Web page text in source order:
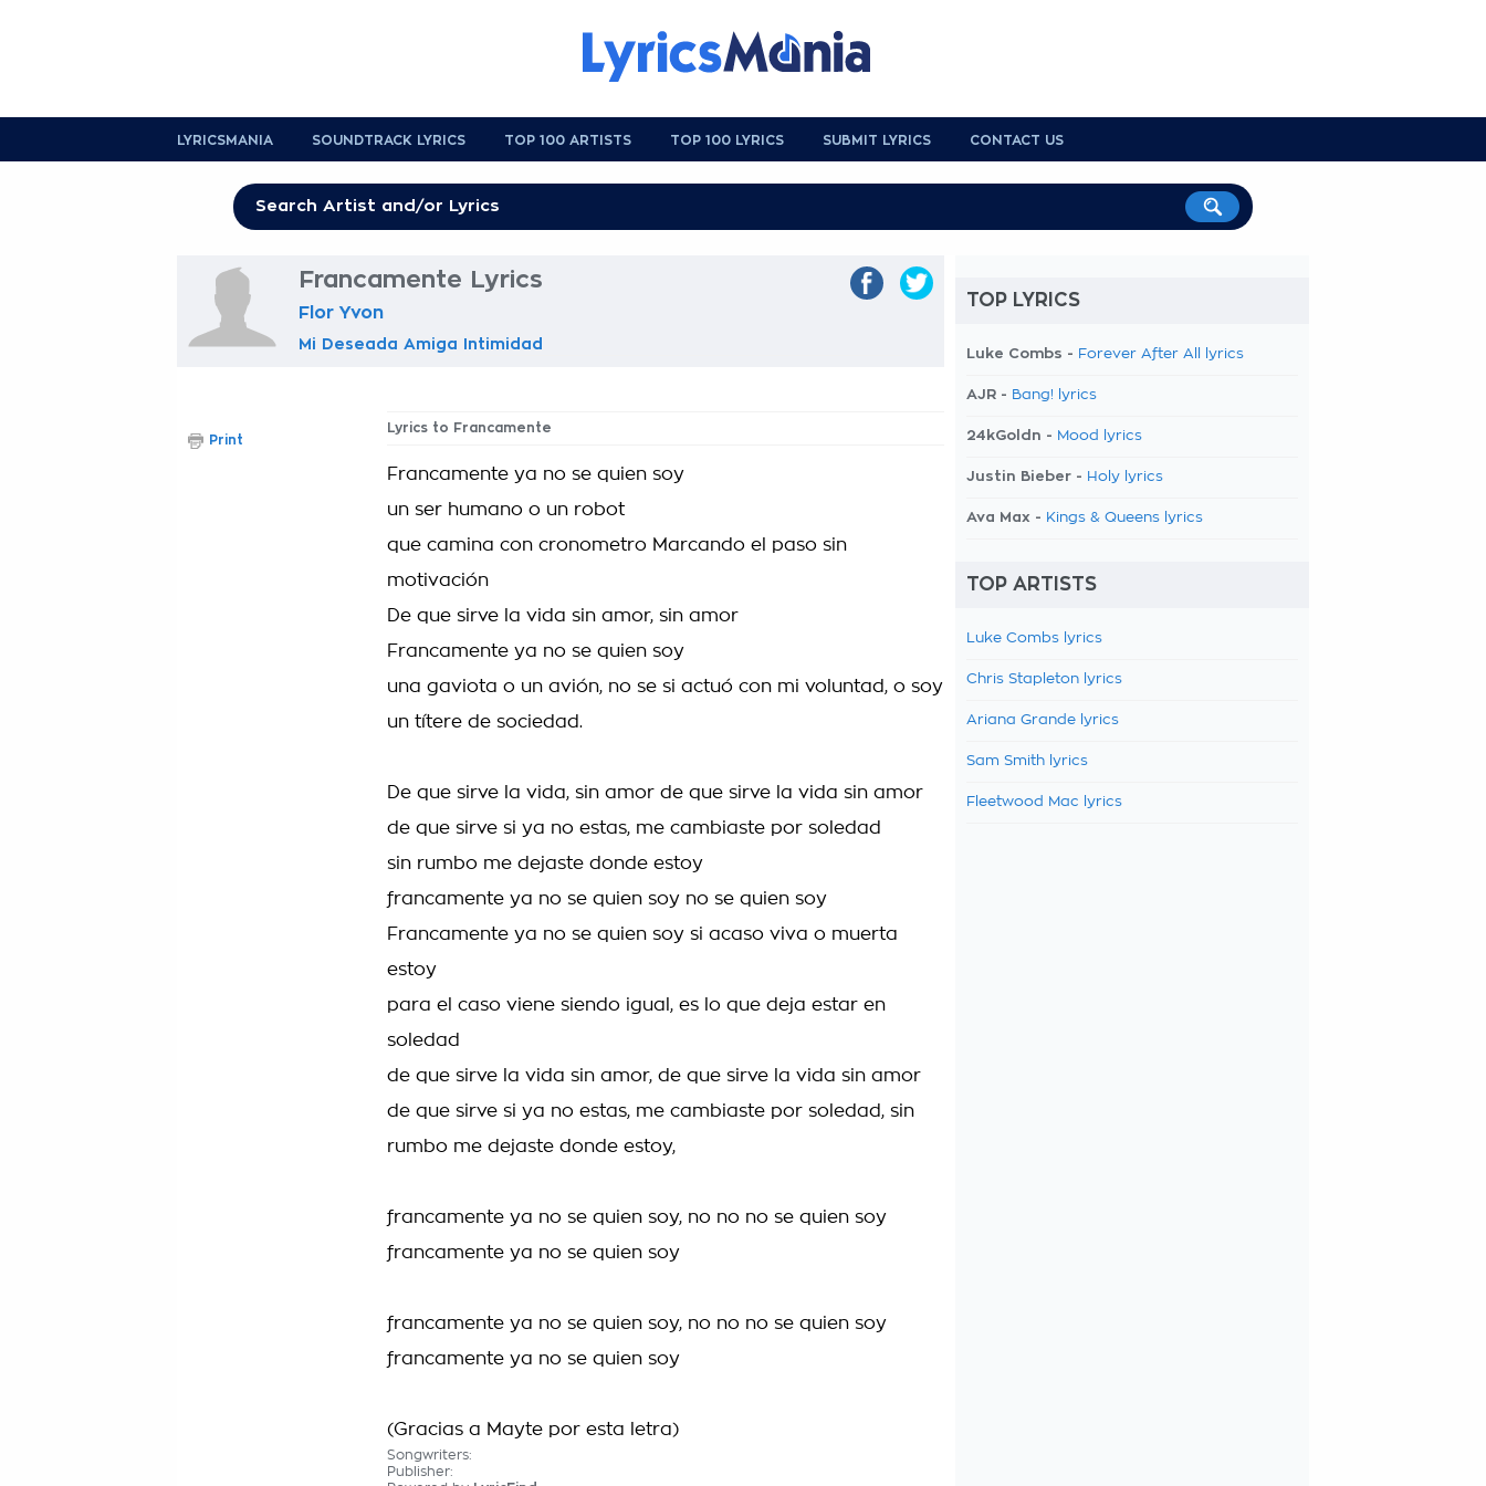
LYRICSMANIA SOUNDTRACK LYRICS TOP 100 ARTISTS TOP 100 LYRICS SUBMIT LYRICS CONTACT US
Francamente Lyrics
Flor Yvon
Mi Deseada Amiga Intimidad
Lyrics to Francamente
Francamente ya no se quien soy
un ser humano o un robot
que camina con cronometro Marcando el paso sin
motivación
De que sirve la vida sin amor, sin amor
Francamente ya no se quien soy
una gaviota o un avión, no se si actuó con mi voluntad, o soy
un títere de sociedad.
De que sirve la vida, sin amor de que sirve la vida sin amor
de que sirve si ya no estas, me cambiaste por soledad
sin rumbo me dejaste donde estoy
francamente ya no se quien soy no se quien soy
Francamente ya no se quien soy si acaso viva o muerta
estoy
para el caso viene siendo igual, es lo que deja estar en
soledad
de que sirve la vida sin amor, de que sirve la vida sin amor
de que sirve si ya no estas, me cambiaste por soledad, sin
rumbo me dejaste donde estoy,
francamente ya no se quien soy, no no no se quien soy
francamente ya no se quien soy
francamente ya no se quien soy, no no no se quien soy
francamente ya no se quien soy
(Gracias a Mayte por esta letra)
Songwriters:
Publisher:
Print
TOP LYRICS
Luke Combs - Forever After All lyrics
AJR - Bang! lyrics
24kGoldn - Mood lyrics
Justin Bieber - Holy lyrics
Ava Max - Kings & Queens lyrics
TOP ARTISTS
Luke Combs lyrics
Chris Stapleton lyrics
Ariana Grande lyrics
Sam Smith lyrics
Fleetwood Mac lyrics